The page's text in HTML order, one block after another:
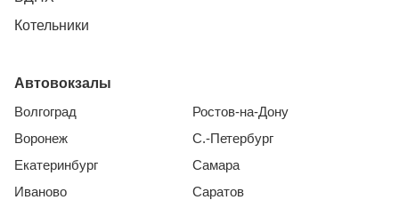
Котельники
Автовокзалы
Волгоград
Воронеж
Екатеринбург
Иваново
Ростов-на-Дону
С.-Петербург
Самара
Саратов